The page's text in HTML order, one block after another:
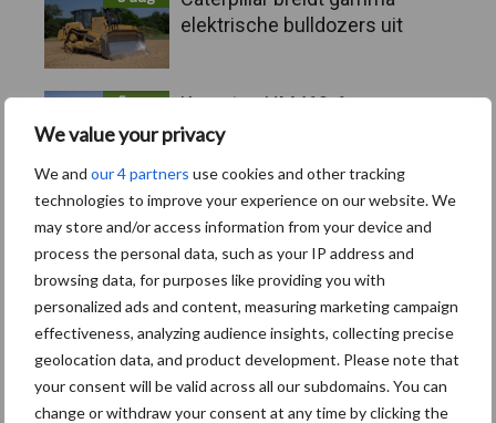
We value your privacy
We and our 4 partners use cookies and other tracking
technologies to improve your experience on our website. We
may store and/or access information from your device and
process the personal data, such as your IP address and
browsing data, for purposes like providing you with
personalized ads and content, measuring marketing campaign
effectiveness, analyzing audience insights, collecting precise
geolocation data, and product development. Please note that
your consent will be valid across all our subdomains. You can
change or withdraw your consent at any time by clicking the
elektrische bulldozers uit
5 aug
Komatsu HM460-6
knikdumper legt lat opnieuw
Nieuwe compacte gedragen
pootcombinatie van AVR
Toon meer